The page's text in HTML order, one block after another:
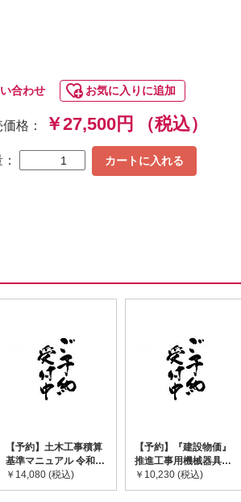
合わせ お気に入りに追加
格： ￥27,500円 （税込）
カートに入れる
【予約】土木工事積算
基準マニュアル 令和8
年度版 ※2026年8月
下旬発売予定
￥14,080 (税込)
【予約】『建設物価』
推進工事用機械器具等
基礎価格表 2026年度
版 ※2026/8/31発売予
￥10,230 (税込)